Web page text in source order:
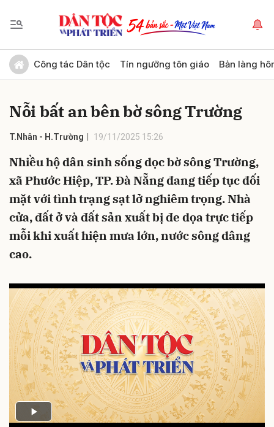
Công tác Dân tộc Tín ngưỡng tôn giáo Bản làng
Nỗi bất an bên bờ sông Trường
T.Nhân - H.Trường 19/11/2025 15:26
Nhiều hộ dân sinh sống dọc bờ sông Trường,
xã Phước Hiệp, TP. Đà Nẵng đang tiếp tục đối
mặt với tình trạng sạt lở nghiêm trọng. Nhà
cửa, đất ở và đất sản xuất bị đe dọa trực tiếp
mỗi khi xuất hiện mưa lớn, nước sông dâng
cao.
Gửi bình luận
Hủy Gửi